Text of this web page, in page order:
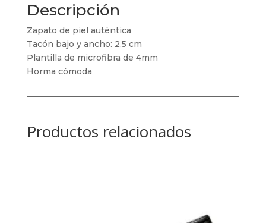
Descripción
Zapato de piel auténtica
Tacón bajo y ancho: 2,5 cm
Plantilla de microfibra de 4mm
Horma cómoda
Productos relacionados